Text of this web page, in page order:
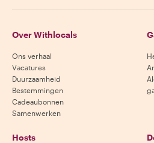
Over Withlocals
Ons verhaal
Vacatures
Duurzaamheid
Bestemmingen
Cadeaubonnen
Samenwerken
Hosts